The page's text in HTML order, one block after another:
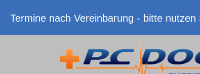
Termine nach Vereinbarung - bitte